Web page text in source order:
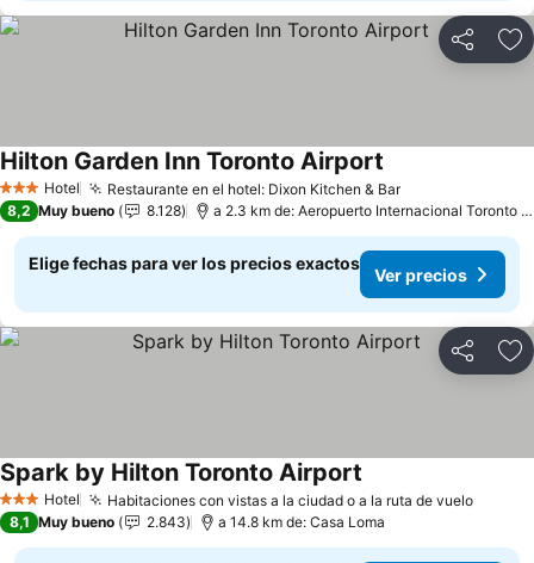
Compartir
3 Estrellas
Hotel Restaurante en el hotel: Dixon Kitchen & Bar
Hilton Garden Inn Toronto Airport
8,2 Muy bueno 8.128 a 2.3 km de: Aeropuerto Internacional Toronto Pearson
Elige fechas para ver los precios exactos
Ver precios
Compartir
3 Estrellas
Hotel Habitaciones con vistas a la ciudad o a la ruta de vuelo
Spark by Hilton Toronto Airport
8,1 Muy bueno 2.843 a 14.8 km de: Casa Loma